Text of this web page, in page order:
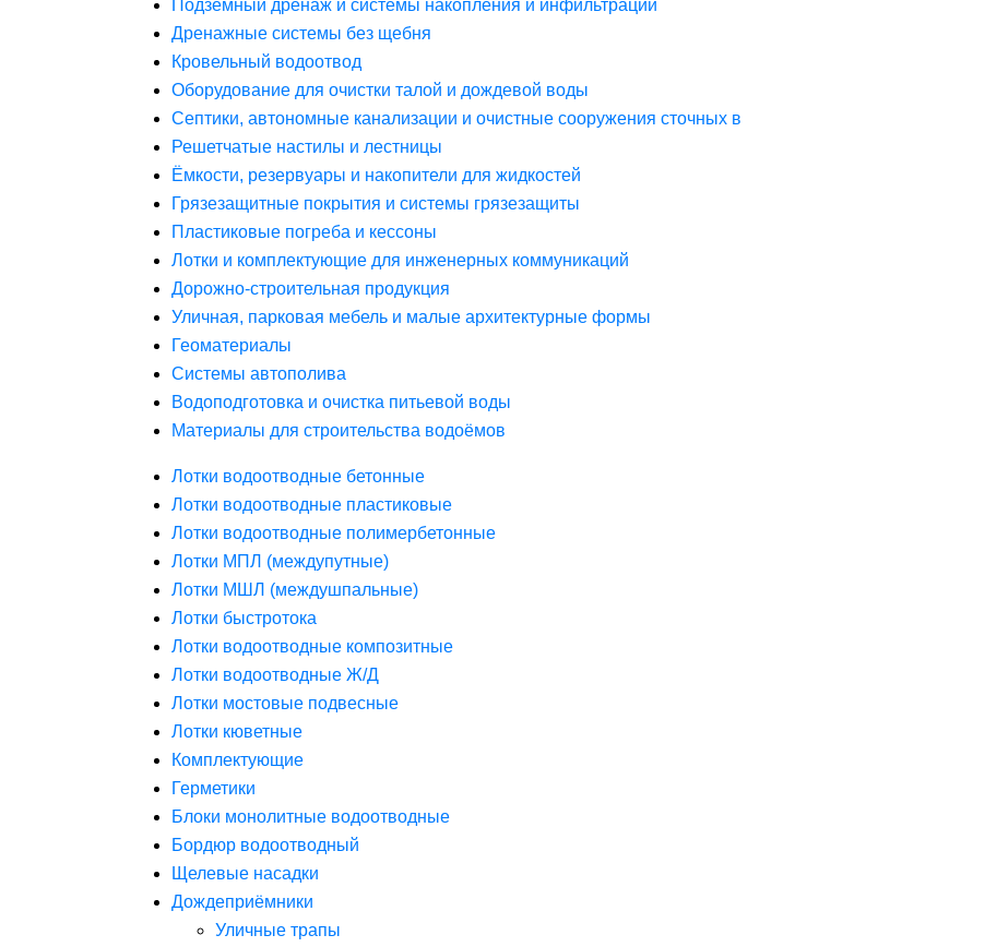
Подземный дренаж и системы накопления и инфильтрации
Дренажные системы без щебня
Кровельный водоотвод
Оборудование для очистки талой и дождевой воды
Септики, автономные канализации и очистные сооружения сточных в
Решетчатые настилы и лестницы
Ёмкости, резервуары и накопители для жидкостей
Грязезащитные покрытия и системы грязезащиты
Пластиковые погреба и кессоны
Лотки и комплектующие для инженерных коммуникаций
Дорожно-строительная продукция
Уличная, парковая мебель и малые архитектурные формы
Геоматериалы
Системы автополива
Водоподготовка и очистка питьевой воды
Материалы для строительства водоёмов
Лотки водоотводные бетонные
Лотки водоотводные пластиковые
Лотки водоотводные полимербетонные
Лотки МПЛ (междупутные)
Лотки МШЛ (междушпальные)
Лотки быстротока
Лотки водоотводные композитные
Лотки водоотводные Ж/Д
Лотки мостовые подвесные
Лотки кюветные
Комплектующие
Герметики
Блоки монолитные водоотводные
Бордюр водоотводный
Щелевые насадки
Дождеприёмники
Уличные трапы